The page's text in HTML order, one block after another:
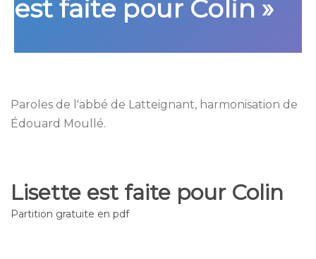
est faite pour Colin »
Paroles de l'abbé de Latteignant, harmonisation de
Édouard Moullé.
Lisette est faite pour Colin
Partition gratuite en pdf